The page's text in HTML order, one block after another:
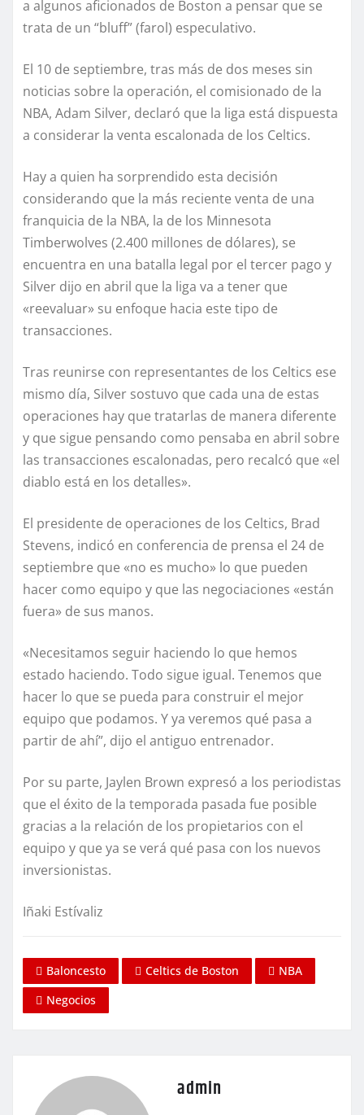
a algunos aficionados de Boston a pensar que se
trata de un “bluff” (farol) especulativo.
El 10 de septiembre, tras más de dos meses sin
noticias sobre la operación, el comisionado de la
NBA, Adam Silver, declaró que la liga está dispuesta
a considerar la venta escalonada de los Celtics.
Hay a quien ha sorprendido esta decisión
considerando que la más reciente venta de una
franquicia de la NBA, la de los Minnesota
Timberwolves (2.400 millones de dólares), se
encuentra en una batalla legal por el tercer pago y
Silver dijo en abril que la liga va a tener que
«reevaluar» su enfoque hacia este tipo de
transacciones.
Tras reunirse con representantes de los Celtics ese
mismo día, Silver sostuvo que cada una de estas
operaciones hay que tratarlas de manera diferente
y que sigue pensando como pensaba en abril sobre
las transacciones escalonadas, pero recalcó que «el
diablo está en los detalles».
El presidente de operaciones de los Celtics, Brad
Stevens, indicó en conferencia de prensa el 24 de
septiembre que «no es mucho» lo que pueden
hacer como equipo y que las negociaciones «están
fuera» de sus manos.
«Necesitamos seguir haciendo lo que hemos
estado haciendo. Todo sigue igual. Tenemos que
hacer lo que se pueda para construir el mejor
equipo que podamos. Y ya veremos qué pasa a
partir de ahí”, dijo el antiguo entrenador.
Por su parte, Jaylen Brown expresó a los periodistas
que el éxito de la temporada pasada fue posible
gracias a la relación de los propietarios con el
equipo y que ya se verá qué pasa con los nuevos
inversionistas.
Iñaki Estívaliz
Baloncesto Celtics de Boston
NBA
Negocios
admin